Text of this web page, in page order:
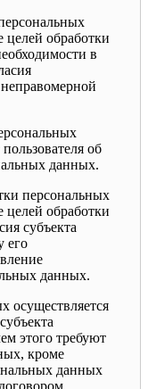
целей обработки
в
об
данных.
персональных
целей обработки
субъекта
его
данных.
осуществляется
этого требуют
кроме
данных